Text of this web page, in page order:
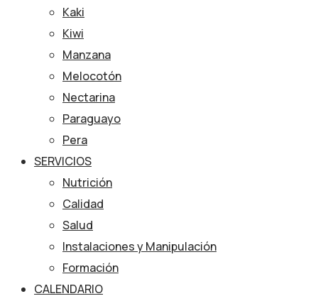
Kaki
Kiwi
Manzana
Melocotón
Nectarina
Paraguayo
Pera
SERVICIOS
Nutrición
Calidad
Salud
Instalaciones y Manipulación
Formación
CALENDARIO